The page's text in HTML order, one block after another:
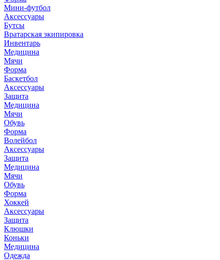
Мини-футбол
Аксессуары
Бутсы
Вратарская экипировка
Инвентарь
Медицина
Мячи
Форма
Баскетбол
Аксессуары
Защита
Медицина
Мячи
Обувь
Форма
Волейбол
Аксессуары
Защита
Медицина
Мячи
Обувь
Форма
Хоккей
Аксессуары
Защита
Клюшки
Коньки
Медицина
Одежда